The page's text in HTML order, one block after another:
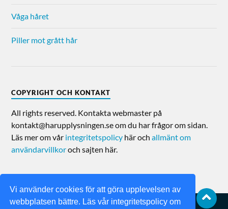
Vi använder cookies för att göra upplevelsen av
webbplatsen bättre. Läs vår integritetspolicy om
Våga håret
Piller mot grått hår
COPYRIGHT OCH KONTAKT
All rights reserved. Kontakta webmaster på
kontakt@harupplysningen.se om du har frågor om sidan.
Läs mer om vår integritetspolicy här ochallmänt om
användarvillkoroch sajten här.